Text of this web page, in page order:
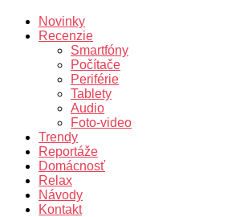
Novinky
Recenzie
Smartfóny
Počítače
Periférie
Tablety
Audio
Foto-video
Trendy
Reportáže
Domácnosť
Relax
Návody
Kontakt